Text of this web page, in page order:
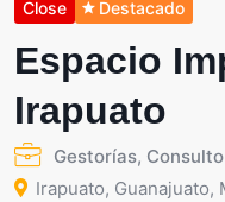
Close Destacado
Espacio
Irapuato
Gestorías,
Irapuato, Guanajuato,